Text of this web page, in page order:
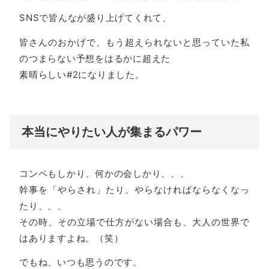
SNSで皆んなが盛り上げてくれて、
皆さんのおかげで、もう超えられないと思っていた私
のつまらない予想をはるかに超えた
素晴らしい#2になりました。
本当にやりたい人が集まるパワー
コンペもしかり、何かの会しかり、、、
幹事を「やらされ」たり、やらなければならなくなっ
たり、、、
その時、その立場で仕方がない場合も、大人の世界で
はありますよね。（笑）
でもね、いつも思うのです。